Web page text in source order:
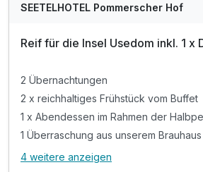
SEETELHOTEL Pommerscher Hof
Reif für die Insel Usedom inkl. 1 x
2 Übernachtungen
2 x reichhaltiges Frühstück vom Buffet
1 x Abendessen im Rahmen der
1 Überraschung aus unserem
Alle Inklusivleistungen
4 weitere anzeigen